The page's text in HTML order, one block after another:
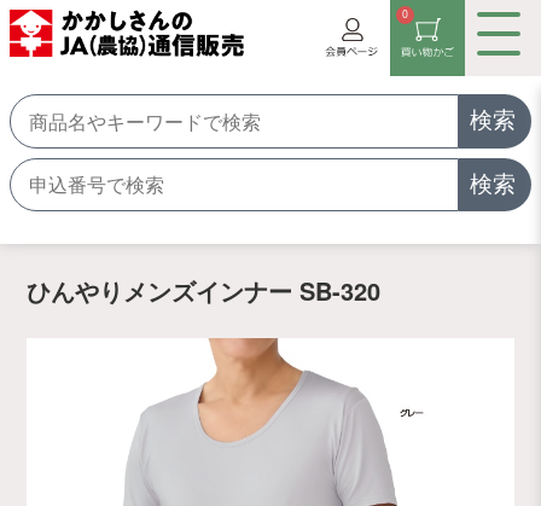
検索
検索
0
ひんやりメンズインナー SB-320